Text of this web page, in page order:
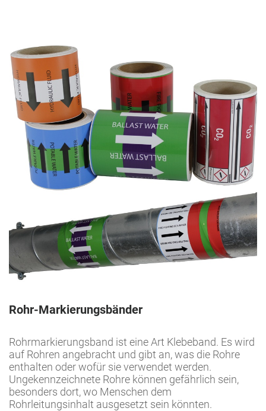
Rohr-Markierungsbänder
Rohrmarkierungsband ist eine Art Klebeband. Es wird
auf Rohren angebracht und gibt an, was die Rohre
enthalten oder wofür sie verwendet werden.
Ungekennzeichnete Rohre können gefährlich sein,
besonders dort, wo Menschen dem
Rohrleitungsinhalt ausgesetzt sein könnten.